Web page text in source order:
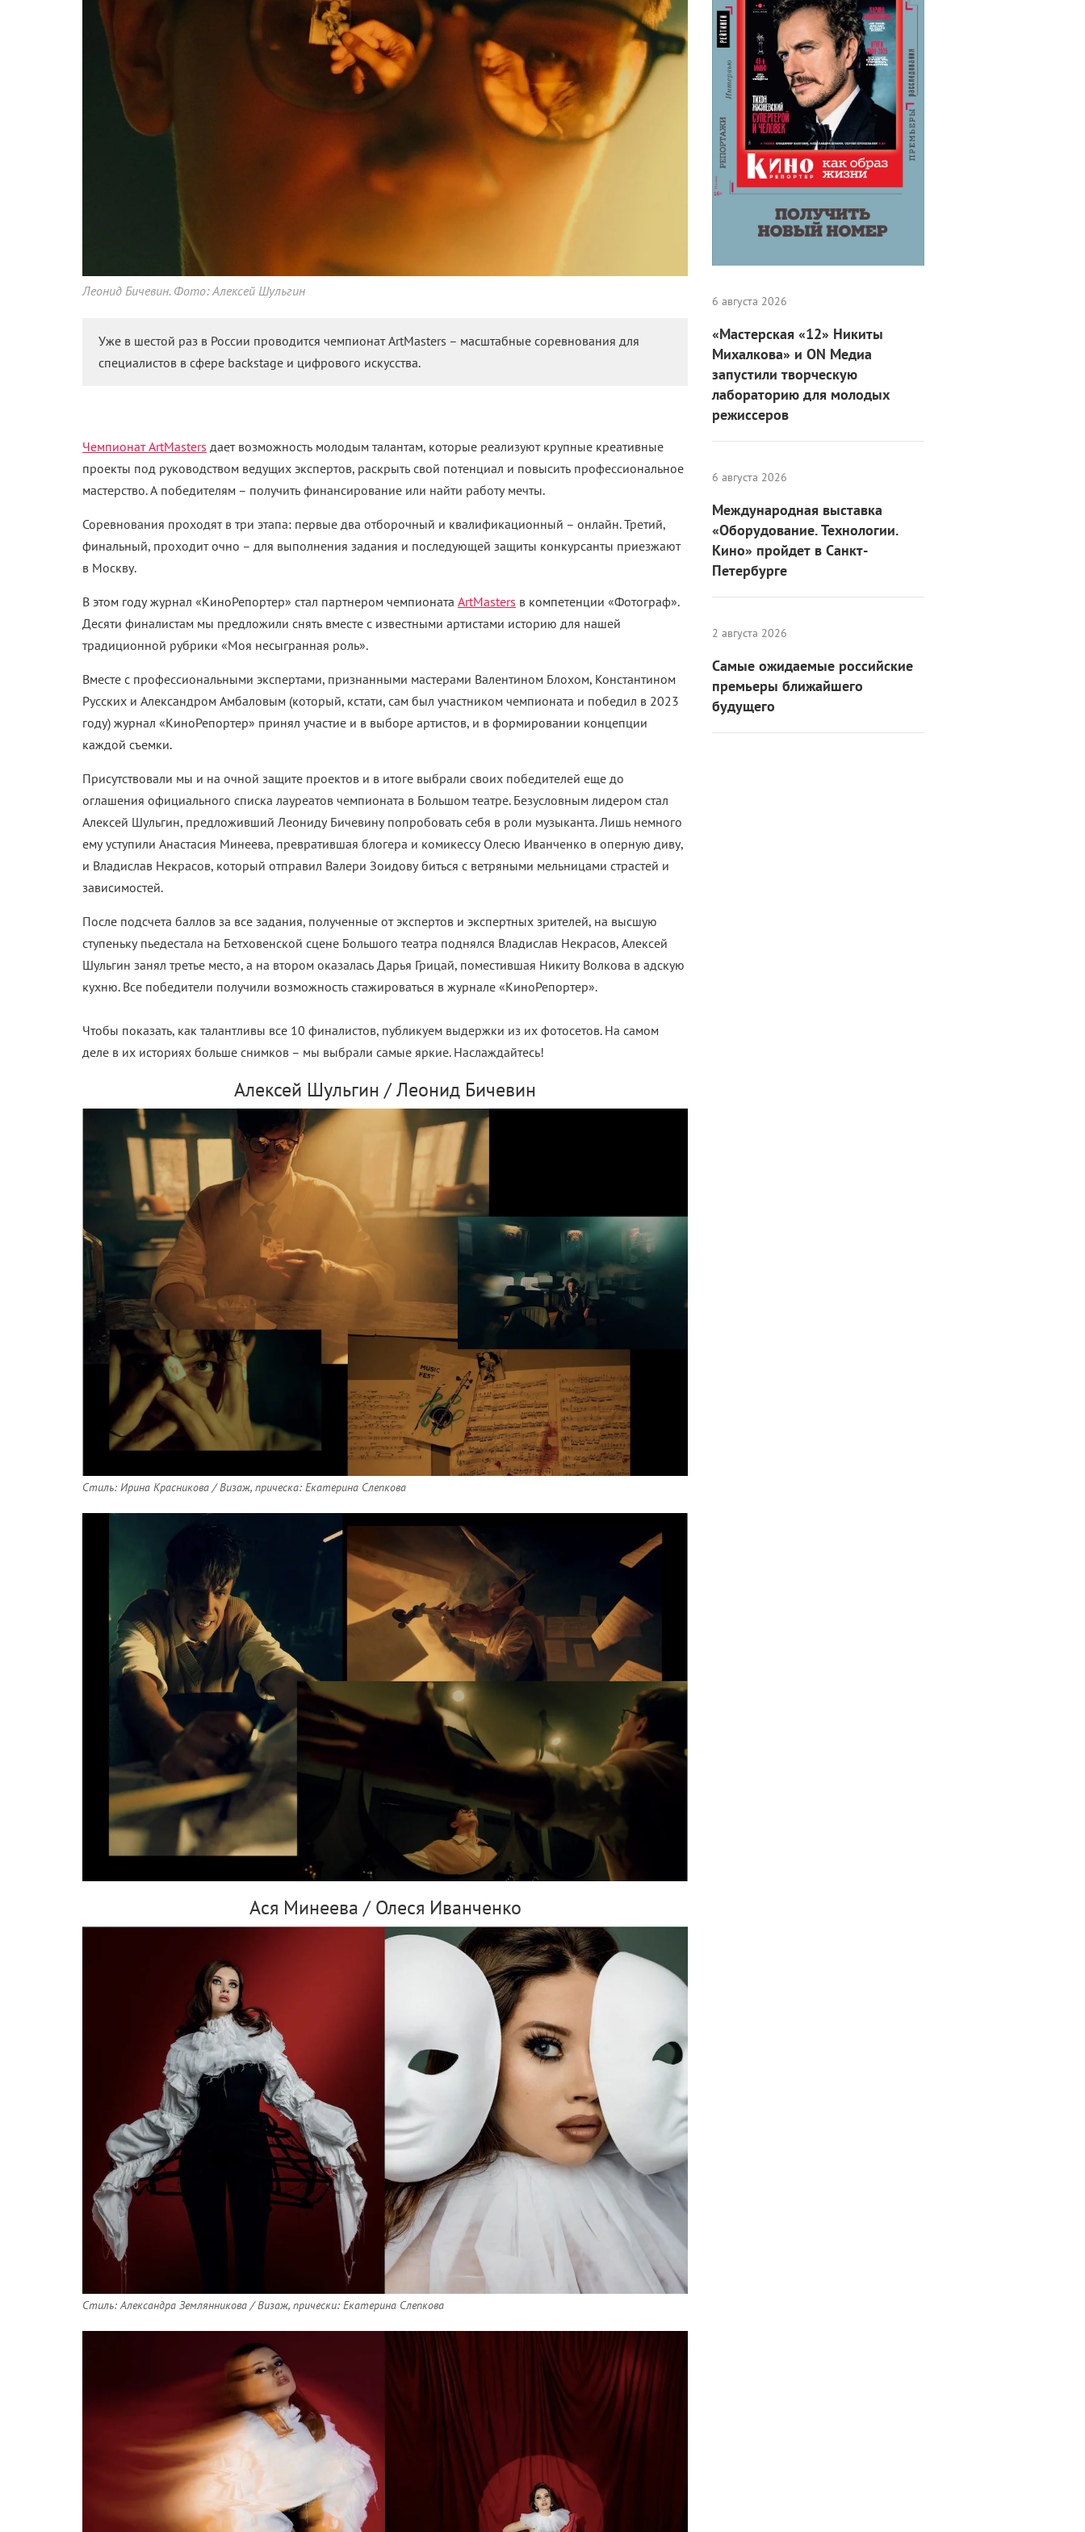
Леонид Бичевин. Фото: Алексей Шульгин
Уже в шестой раз в России проводится чемпионат ArtMasters – масштабные соревнования для
специалистов в сфере backstage и цифрового искусства.
Чемпионат ArtMasters дает возможность молодым талантам, которые реализуют крупные креативные
проекты под руководством ведущих экспертов, раскрыть свой потенциал и повысить профессиональное
мастерство. А победителям – получить финансирование или найти работу мечты.
Соревнования проходят в три этапа: первые два отборочный и квалификационный – онлайн. Третий,
финальный, проходит очно – для выполнения задания и последующей защиты конкурсанты приезжают
в Москву.
В этом году журнал «КиноРепортер» стал партнером чемпионата ArtMasters в компетенции «Фотограф».
Десяти финалистам мы предложили снять вместе с известными артистами историю для нашей
традиционной рубрики «Моя несыгранная роль».
Вместе с профессиональными экспертами, признанными мастерами Валентином Блохом, Константином
Русских и Александром Амбаловым (который, кстати, сам был участником чемпионата и победил в 2023
году) журнал «КиноРепортер» принял участие и в выборе артистов, и в формировании концепции
каждой съемки.
Присутствовали мы и на очной защите проектов и в итоге выбрали своих победителей еще до
оглашения официального списка лауреатов чемпионата в Большом театре. Безусловным лидером стал
Алексей Шульгин, предложивший Леониду Бичевину попробовать себя в роли музыканта. Лишь немного
ему уступили Анастасия Минеева, превратившая блогера и комикессу Олесю Иванченко в оперную диву,
и Владислав Некрасов, который отправил Валери Зоидову биться с ветряными мельницами страстей и
зависимостей.
После подсчета баллов за все задания, полученные от экспертов и экспертных зрителей, на высшую
ступеньку пьедестала на Бетховенской сцене Большого театра поднялся Владислав Некрасов, Алексей
Шульгин занял третье место, а на втором оказалась Дарья Грицай, поместившая Никиту Волкова в адскую
кухню. Все победители получили возможность стажироваться в журнале «КиноРепортер».
Чтобы показать, как талантливы все 10 финалистов, публикуем выдержки из их фотосетов. На самом
деле в их историях больше снимков – мы выбрали самые яркие. Наслаждайтесь!
Алексей Шульгин / Леонид Бичевин
Стиль: Ирина Красникова / Визаж, прическа: Екатерина Слепкова
Ася Минеева / Олеся Иванченко
Стиль: Александра Землянникова / Визаж, прически: Екатерина Слепкова
6 августа 2026
«Мастерская «12» Никиты
Михалкова» и ON Медиа
запустили творческую
лабораторию для молодых
режиссеров
6 августа 2026
Международная выставка
«Оборудование. Технологии.
Кино» пройдет в Санкт-
Петербурге
2 августа 2026
Самые ожидаемые российские
премьеры ближайшего
будущего